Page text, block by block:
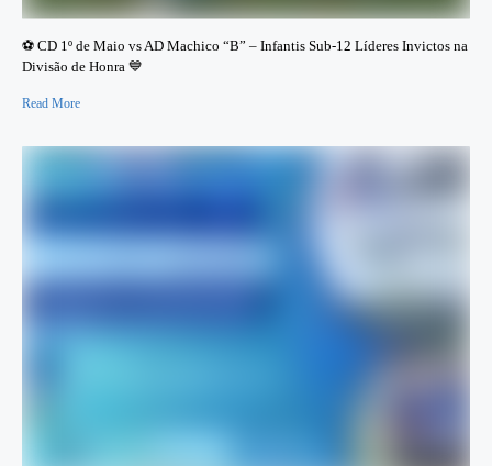
⚽ CD 1º de Maio vs AD Machico “B” – Infantis Sub-12 Líderes Invictos na
Divisão de Honra 💙
Read More